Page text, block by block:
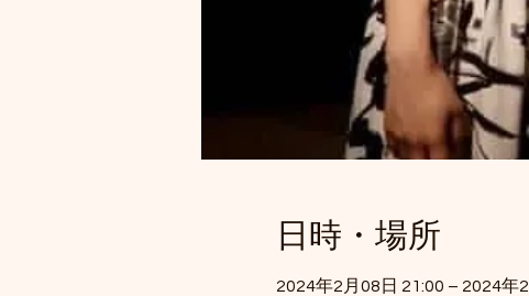
日時・場所
2024年2月08日 21:00 – 2024年